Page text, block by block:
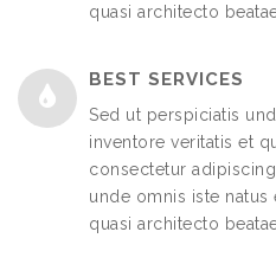
quasi architecto
BEST SERVICES
Sed ut perspiciatis
inventore veritatis et
consectetur
unde omnis iste
quasi architecto